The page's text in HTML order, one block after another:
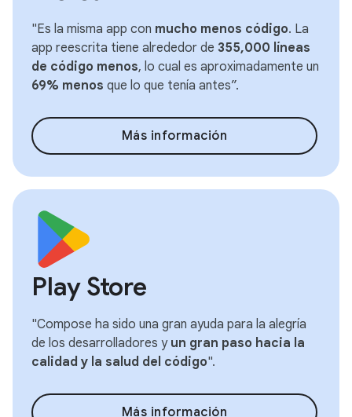
"Es la misma app con mucho menos código. La
app reescrita tiene alrededor de 355,000 líneas
de código menos, lo cual es aproximadamente un
69% menos que lo que tenía antes”.
Más información
Play Store
"Compose ha sido una gran ayuda para la alegría
de los desarrolladores y un gran paso hacia la
calidad y la salud del código".
Más información